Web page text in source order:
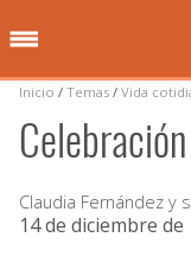
Inicio / Temas / Vida
Claudia Fernández y
14 de diciembre de